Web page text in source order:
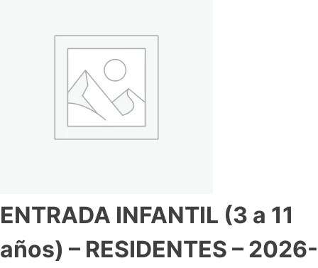
ENTRADA INFANTIL (3 a 11
años) – RESIDENTES – 2026-